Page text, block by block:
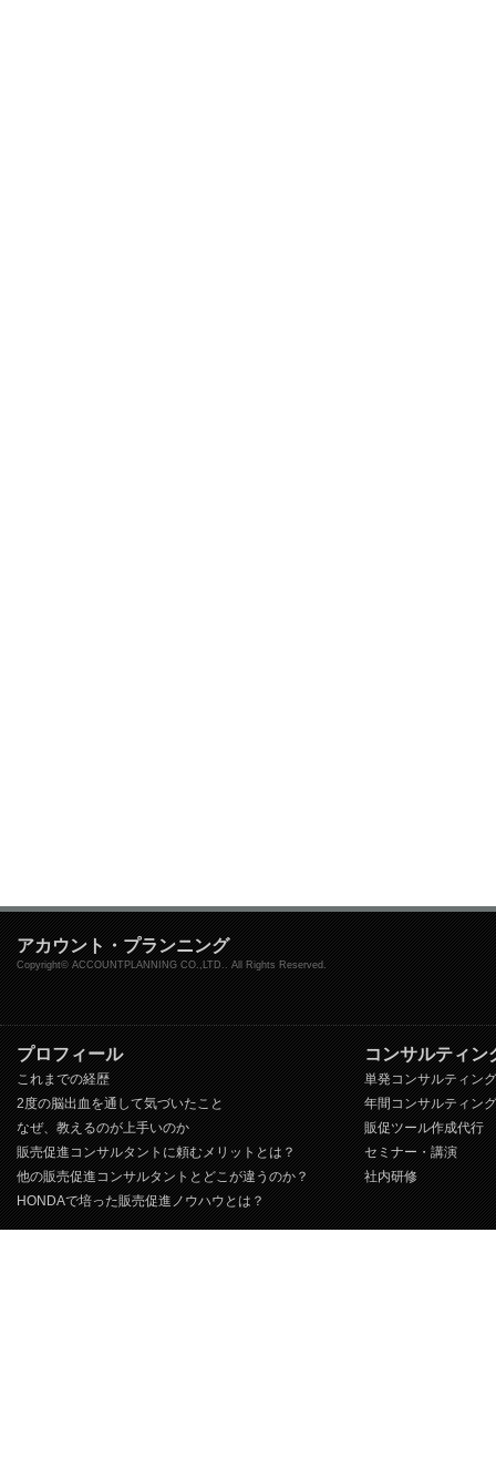
アカウント・プランニング
Copyright© ACCOUNTPLANNING CO.,LTD.. All Rights Reserved.
プロフィール
これまでの経歴
2度の脳出血を通して気づいたこと
なぜ、教えるのが上手いのか
販売促進コンサルタントに頼むメリットとは？
他の販売促進コンサルタントとどこが違うのか？
HONDAで培った販売促進ノウハウとは？
コンサルティン
単発コンサルティング
年間コンサルティング
販促ツール作成代行
セミナー・講演
社内研修